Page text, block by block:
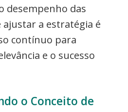
desempenho das
ajustar a estratégia é
contínuo para
e o sucesso
o Conceito de